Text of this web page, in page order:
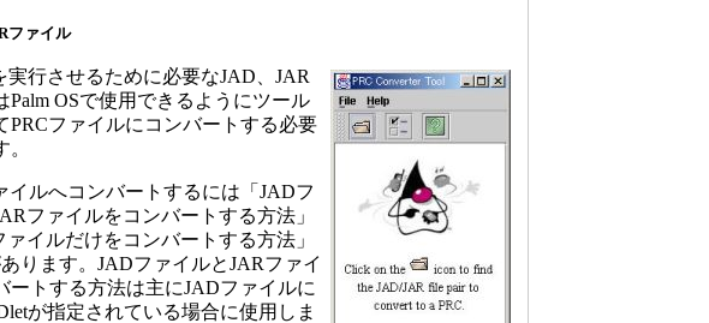
ファイル
行させるために必要なJAD、JAR
Palm OSで使用できるようにツール
PRCファイルにコンバートする必要
ルへコンバートするには「JADフ
ファイルをコンバートする方法」
ァイルだけをコンバートする方法」
ります。JADファイルとJARファイ
ートする方法は主にJADファイルに
が指定されている場合に使用しま